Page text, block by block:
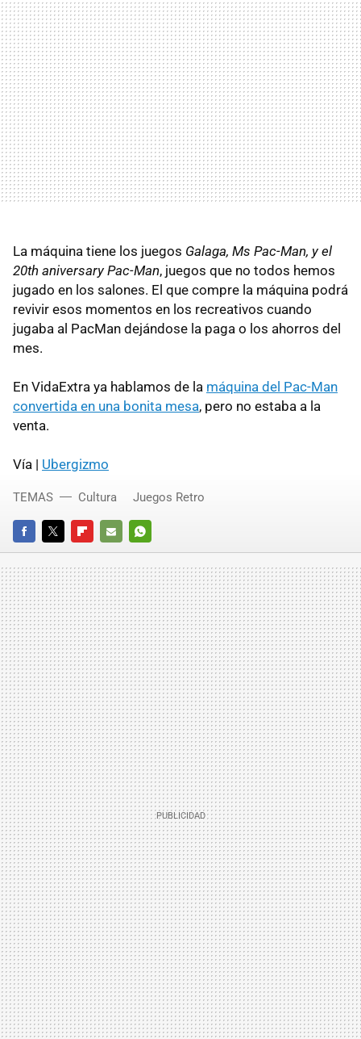
La máquina tiene los juegos Galaga, Ms Pac-Man, y el
20th aniversary Pac-Man, juegos que no todos hemos
jugado en los salones. El que compre la máquina podrá
revivir esos momentos en los recreativos cuando
jugaba al PacMan dejándose la paga o los ahorros del
mes.
En VidaExtra ya hablamos de la máquina del Pac-Man
convertida en una bonita mesa, pero no estaba a la
venta.
Vía | Ubergizmo
FACEBOOKTWITTERFLIPBOARD
E-
MAIL
WHATSAPP
TEMAS Cultura Juegos Retro